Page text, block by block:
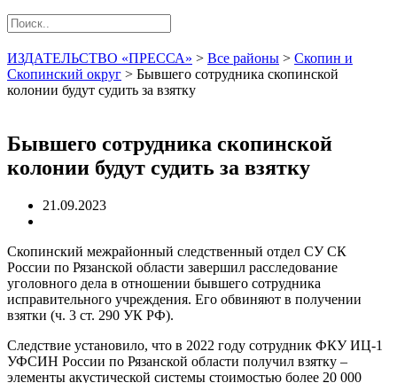
ИЗДАТЕЛЬСТВО «ПРЕССА» > Все районы > Скопин и
Скопинский округ > Бывшего сотрудника скопинской
колонии будут судить за взятку
Бывшего сотрудника скопинской
колонии будут судить за взятку
21.09.2023
Скопинский межрайонный следственный отдел СУ СК
России по Рязанской области завершил расследование
уголовного дела в отношении бывшего сотрудника
исправительного учреждения. Его обвиняют в получении
взятки (ч. 3 ст. 290 УК РФ).
Следствие установило, что в 2022 году сотрудник ФКУ ИЦ-1
УФСИН России по Рязанской области получил взятку –
элементы акустической системы стоимостью более 20 000